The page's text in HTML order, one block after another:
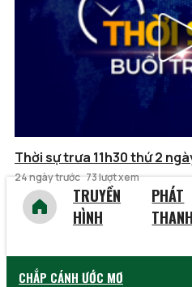
Thời sự trưa 11h30 thứ 2
24 ngày trước 73 lượt xem
TRUYỀN
HÌNH
PHÁT
THANH
CHẮP CÁNH ƯỚC MƠ